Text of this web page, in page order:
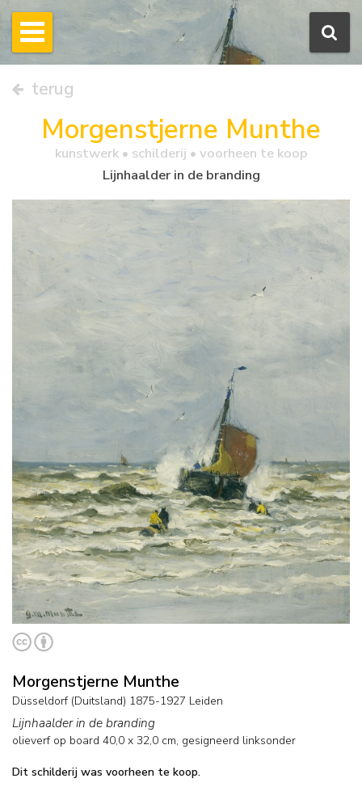
terug
Morgenstjerne Munthe
kunstwerk • schilderij • voorheen te koop
Lijnhaalder in de branding
Morgenstjerne Munthe
Düsseldorf (Duitsland) 1875-1927 Leiden
Lijnhaalder in de branding
olieverf op board 40,0 x 32,0 cm, gesigneerd linksonder
Dit schilderij was voorheen te koop.